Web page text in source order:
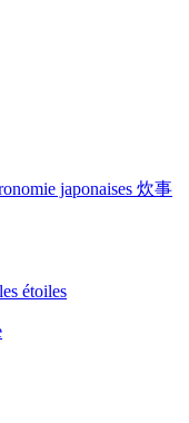
japonaises 炊事
étoiles